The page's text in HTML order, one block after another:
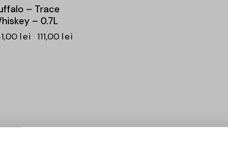
– Trace
– 0.7L
lei 111,00 lei